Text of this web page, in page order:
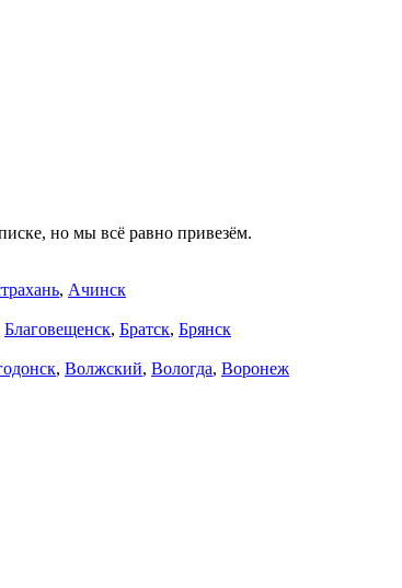
но мы всё равно привезём.
, Ачинск
Благовещенск, Братск, Брянск
, Волжский, Вологда, Воронеж